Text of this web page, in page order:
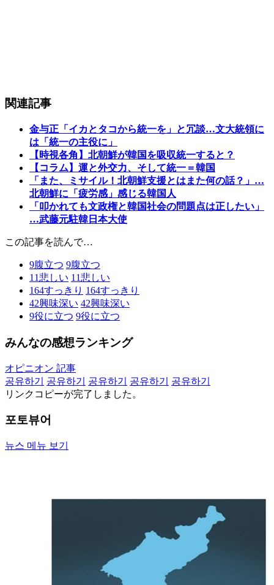
関連記事
金与正「イカとタコから統一を」と冗談…文大統領に
は「統一の主役に」
【時視各角】北朝鮮が韓国を吸収統一すると？
【コラム】運と外交力、そして統一＝韓国
「また、ミサイル！北朝鮮支援とはまた何の話？」…
北朝鮮に「疲労感」感じる韓国人
「叩かれても文政権と韓国社会の問題点は正したい」
…武藤元駐韓日本大使
この記事を読んで…
9腹立つ 9腹立つ
11悲しい 11悲しい
164すっきり 164すっきり
42興味深い 42興味深い
9役に立つ 9役に立つ
みんなの感想ランキング
オピニオン 記事
공유하기
공유하기 공유하기 공유하기
공유하기
リンクコピーが完了しました。
포토뷰어
뉴스 메뉴 보기